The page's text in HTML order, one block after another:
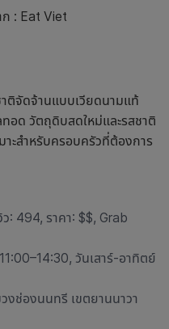
: Eat Viet
ติจัดจ้านแบบเวียดนามแท้
ทอด วัตถุดิบสดใหม่และรสชาติ
าะสำหรับครอบครัวที่ต้องการ
ว: 494, ราคา: $$, Grab
วันเสาร์-อาทิตย์
งช่องนนทรี เขตยานนาวา